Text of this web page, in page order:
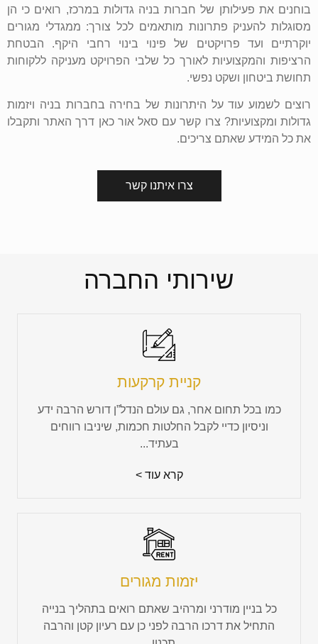
בוחנים את פעילותן של חברות בניה גדולות במרכז, רואים כי הן
מסוגלות להעניק פתרונות מותאמים לכל צורך: ממגדלי מגורים
יוקרתיים ועד פרויקטים של פינוי בינוי רחבי היקף. הבטחת
הרציפות והמקצועיות לאורך כל שלבי הפרויקט מעניקה ללקוחות
תחושת ביטחון ושקט נפשי.
רוצים לשמוע עוד על היתרונות של בחירה בחברות בניה ויזמות
גדולות ומקצועיות? צרו קשר עם סאל אור כאן דרך האתר ותקבלו
את כל המידע שאתם צריכים.
צרו איתנו קשר
שירותי החברה
קניית קרקעות
כמו בכל תחום אחר, גם עולם הנדל”ן דורש הרבה ידע
וניסיון כדיי לקבל החלטות חכמות, שיניבו רווחים
בעתיד...
קרא עוד >
יזמות מגורים
כל בניין מודרני ומרהיב שאתם רואים בתהליך בנייה
התחיל את דרכו הרבה לפני כן עם רעיון קטן והרבה